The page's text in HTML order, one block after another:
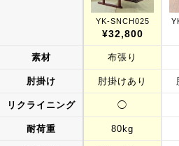
素材
肘掛け
リクライニング
耐荷重
YK-SNCH025
¥32,800
布張り
肘掛けあり
◯
80kg